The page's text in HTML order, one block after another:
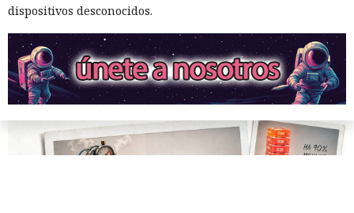
Ingenieros reducen en un 90% el consumo de memoria
RAM y aceleran la compilación 2,3 veces.
dispositivos desconocidos.